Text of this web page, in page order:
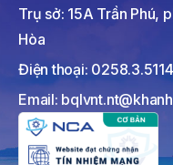
Trụ sở: 15A Trần Phú,
Hòa
Điện thoại:
Email: